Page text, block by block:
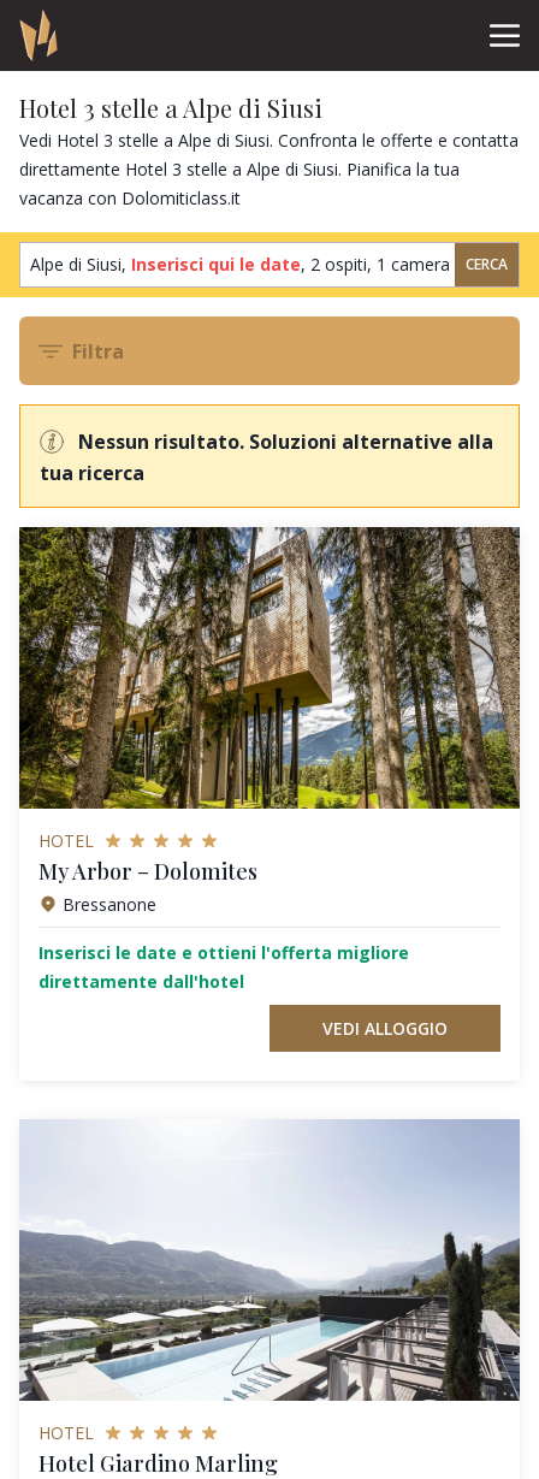
Hotel 3 stelle a Alpe di Siusi
Vedi Hotel 3 stelle a Alpe di Siusi. Confronta le offerte e contatta
direttamente Hotel 3 stelle a Alpe di Siusi. Pianifica la tua
vacanza con Dolomiticlass.it
Alpe di Siusi, Inserisci qui le date, 2 ospiti, 1 camera CERCA
Filtra
Nessun risultato. Soluzioni alternative alla
tua ricerca
HOTEL
My Arbor – Dolomites
Bressanone
Inserisci le date e ottieni l'offerta migliore
direttamente dall'hotel
VEDI ALLOGGIO
HOTEL
Hotel Giardino Marling